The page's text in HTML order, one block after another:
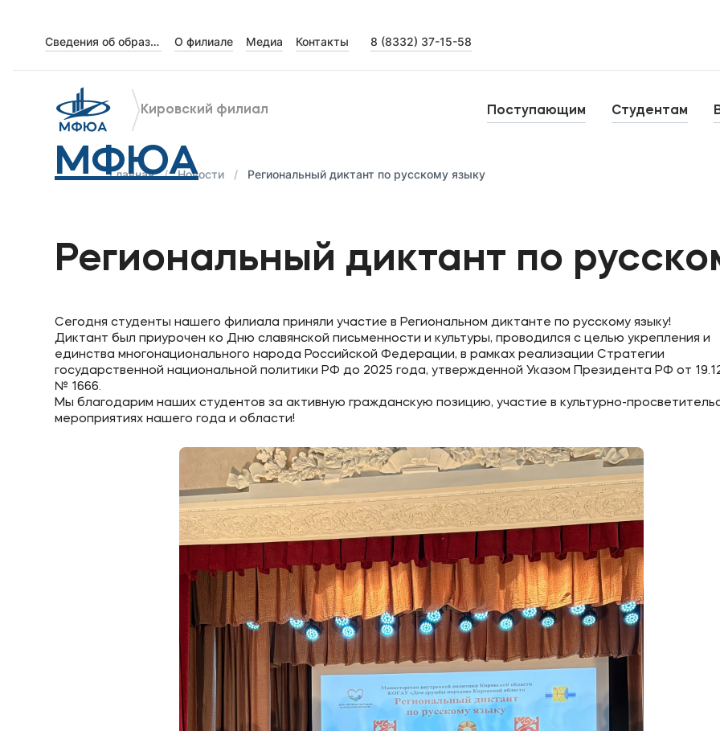
Сведения об образовательной организации О филиале Медиа Контакты 8 (8332) 37-15-58
МФЮА
Кировский филиал Поступающим Студентам
Лицензии и документы
Сведения об образовательной организации
Абитуриенту
Студентам
Высшее образование
Об образовательной организации
Банковские реквизиты
Главная Новости Региональный диктант по русскому языку
Региональный диктант по
Сегодня студенты нашего филиала приняли участие в Региональном диктанте по русскому языку!
Диктант был приурочен ко Дню славянской письменности и культуры, проводился с целью укрепления и
единства многонационального народа Российской Федерации, в рамках реализации Стратегии
государственной национальной политики РФ до 2025 года, утвержденной Указом Президента РФ от
№ 1666.
Мы благодарим наших студентов за активную гражданскую позицию, участие в культурно-
мероприятиях нашего года и области!